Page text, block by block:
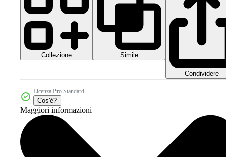
Collezione Simile
Condividere
Licenza Pro Standard
Cos'è?
Maggiori informazioni